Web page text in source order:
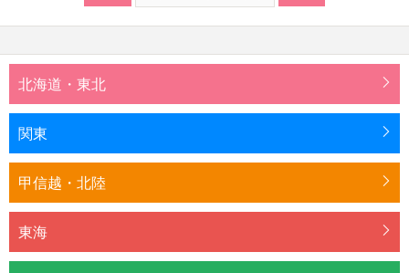
北海道・東北
関東
甲信越・北陸
東海